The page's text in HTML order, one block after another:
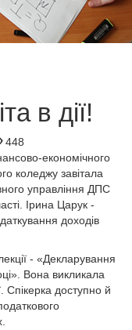
в дії!
448
економічного
коледжу завітала
управління ДПС
Ірина Царук -
доходів
- «Декларування
Вона викликала
Спікерка доступно й